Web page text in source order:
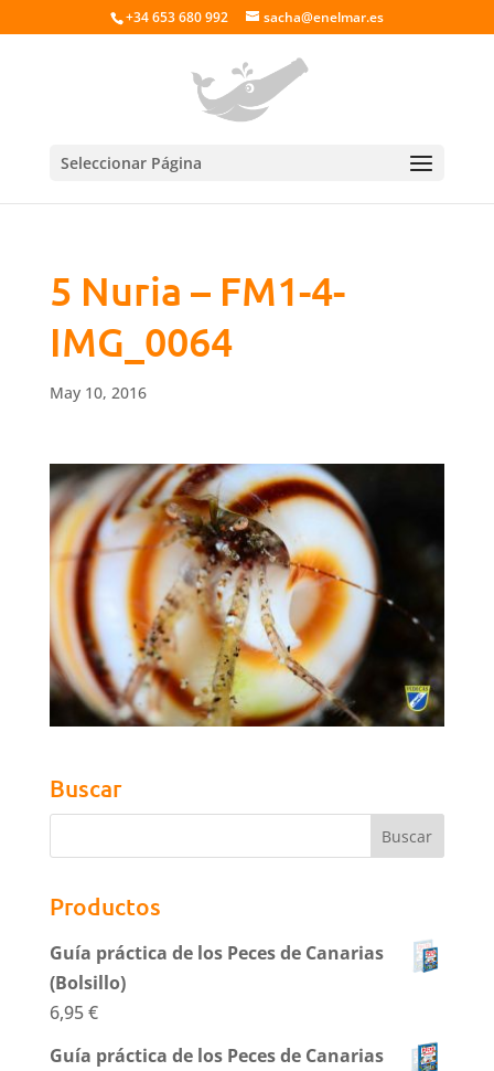
+34 653 680 992 sacha@enelmar.es
Seleccionar Página
5 Nuria – FM1-4-
IMG_0064
May 10, 2016
Buscar
Productos
Guía práctica de los Peces de Canarias
(Bolsillo)
6,95€
Guía práctica de los Peces de Canarias